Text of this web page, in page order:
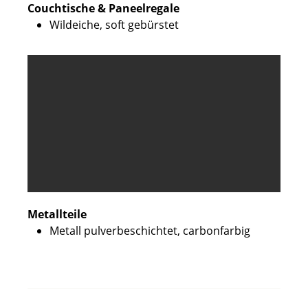
Couchtische & Paneelregale
Wildeiche, soft gebürstet
Metallteile
Metall pulverbeschichtet, carbonfarbig